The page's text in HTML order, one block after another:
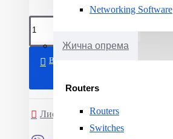
Networking Software
Жична опрема
Routers
Routers
Switches
ВО КОШНИЧКА
Листа на желби